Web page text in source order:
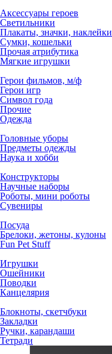
Аксессуары героев
Светильники
Плакаты, значки, наклейки
Сумки, кошельки
Прочая атрибутика
Мягкие игрушки
Герои фильмов, м/ф
Герои игр
Символ года
Прочие
Одежда
Головные уборы
Предметы одежды
Наука и хобби
Конструкторы
Научные наборы
Роботы, мини роботы
Сувениры
Посуда
Брелоки, жетоны, кулоны
Fun Pet Stuff
Игрушки
Ошейники
Поводки
Канцелярия
Блокноты, скетчбуки
Закладки
Ручки, карандаши
Тетради